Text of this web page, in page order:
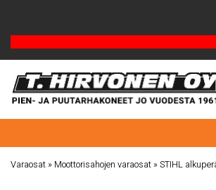
Varaosat » Moottorisahojen varaosat »STIHL